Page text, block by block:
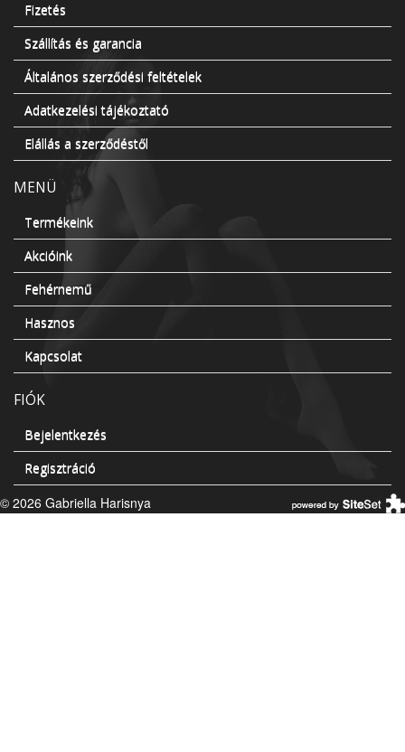
Fizetés
Szállítás és garancia
Általános szerződési feltételek
Adatkezelési tájékoztató
Elállás a szerződéstől
MENÜ
Termékeink
Akcióink
Fehérnemű
Hasznos
Kapcsolat
FIÓK
Bejelentkezés
Regisztráció
© 2026 Gabriella Harisnya